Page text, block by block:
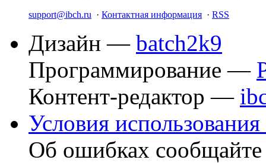
support@ibch.ru · Контактная информация · RSS
Дизайн — batch2k9
Программирование —
Контент-редактор —
Условия использования
Об ошибках